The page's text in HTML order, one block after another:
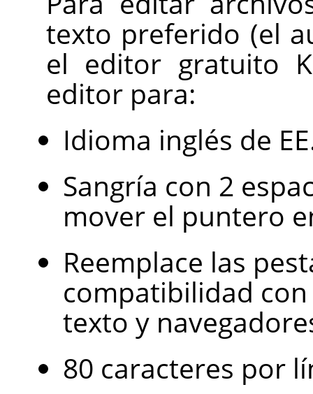
texto preferido (el
el editor gratuito
editor para:
Idioma inglés de
Sangría con 2
mover el puntero
Reemplace las
compatibilidad
texto y
80 caracteres por